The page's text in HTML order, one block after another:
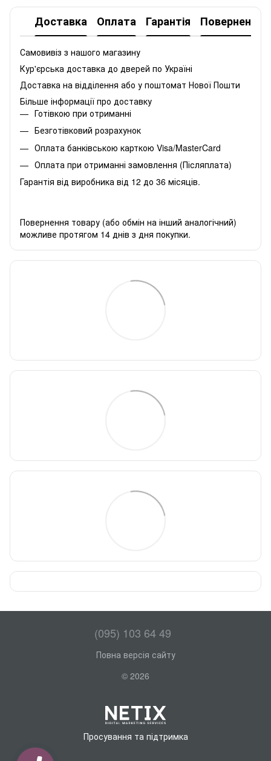
Доставка Оплата Гарантія Повернення
Самовивіз з нашого магазину
Кур'єрська доставка до дверей по Україні
Доставка на відділення або у поштомат Нової Пошти
Більше інформації про доставку
Готівкою при отриманні
Безготівковий розрахунок
Оплата банківською карткою Visa/MasterCard
Оплата при отриманні замовлення (Післяплата)
Гарантія від виробника від 12 до 36 місяців.
Повернення товару (або обмін на інший аналогічний)
можливе протягом 14 днів з дня покупки.
(095) 103 64 49
Повна версія сайту
© 2026
Просування та підтримка